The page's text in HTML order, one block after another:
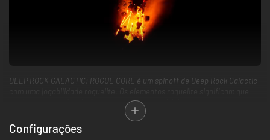
DEEP ROCK GALACTIC: ROGUE CORE é um spinoff de Deep Rock Galactic
você começa cada missão com equipamentos básicos, e
cooperativamente melhora seus poderes, armas e habilidades conforme
joga. Será necessário pensar rápido e trabalhar com sua equipe em cada
partida para criar as sinergias mais poderosas que puderem.
Configurações